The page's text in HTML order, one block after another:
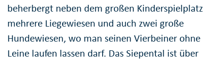
beherbergt neben dem großen Kinderspielplatz
mehrere Liegewiesen und auch zwei große
Hundewiesen, wo man seinen Vierbeiner ohne
Leine laufen lassen darf. Das Siepental ist über